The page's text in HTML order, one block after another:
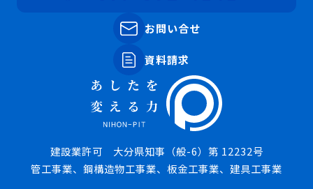
お問い合せ
資料請求
建設業許可 大分県知事（般-6）第 12232号
管工事業、鋼構造物工事業、板金工事業、建具工事業